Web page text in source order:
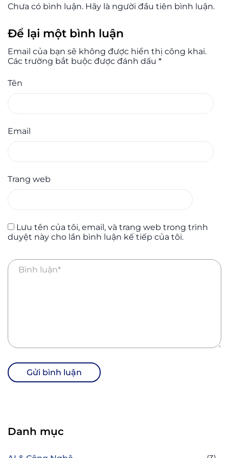
Chưa có bình luận. Hãy là người đầu tiên bình luận.
Để lại một bình luận
Email của bạn sẽ không được hiển thị công khai.
Các trường bắt buộc được đánh dấu *
Tên
Email
Trang web
Lưu tên của tôi, email, và trang web trong trình
duyệt này cho lần bình luận kế tiếp của tôi.
Danh mục